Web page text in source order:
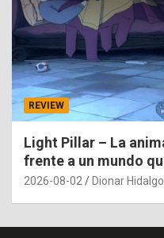
REVIEW
Light Pillar – La
frente a un mundo
2026-08-02 Dionar Hidalgo